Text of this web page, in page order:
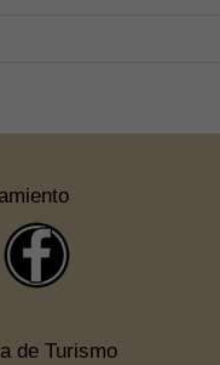
de Turismo